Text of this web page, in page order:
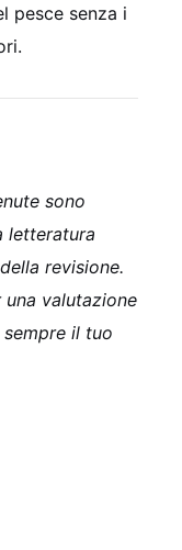
pesce senza i
sono
letteratura
revisione.
valutazione
il tuo